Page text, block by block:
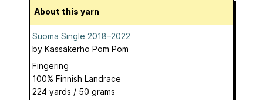
About this yarn
Suoma Single 2018–2022
by Kässäkerho Pom Pom
Fingering
100% Finnish Landrace
224 yards / 50 grams